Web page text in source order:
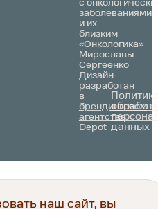
Дизайн
разработан
в
брендинговом
агентстве
Depot
с
заболеваниями
и их
близким
«Онкологика»
Мирославы
Сергеенко
данных
наш сайт, вы